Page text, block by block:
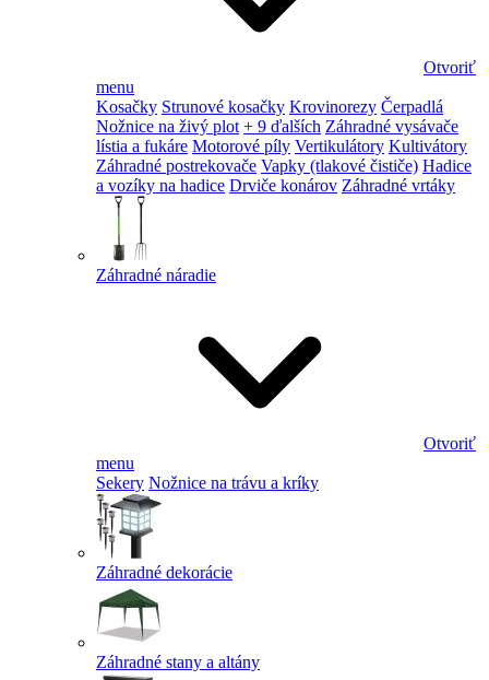
Otvoriť
menu
Kosačky Strunové kosačky Krovinorezy Čerpadlá
Nožnice na živý plot + 9 ďalších Záhradné vysávače
lístia a fukáre Motorové píly Vertikulátory Kultivátory
Záhradné postrekovače Vapky (tlakové čističe) Hadice
a vozíky na hadice Drviče konárov Záhradné vrtáky
Záhradné náradie
Otvoriť
menu
Sekery Nožnice na trávu a kríky
Záhradné dekorácie
Záhradné stany a altány